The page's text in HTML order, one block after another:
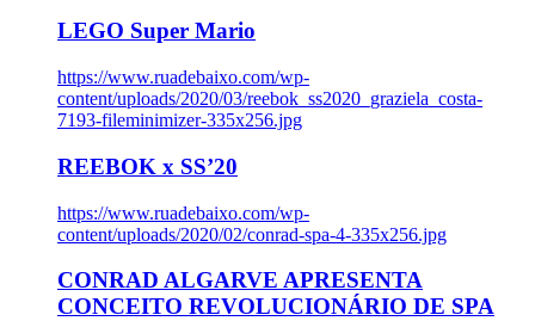
LEGO Super Mario
https://www.ruadebaixo.com/wp-
content/uploads/2020/03/reebok_ss2020_graziela_costa-
7193-fileminimizer-335x256.jpg
REEBOK x SS’20
https://www.ruadebaixo.com/wp-
content/uploads/2020/02/conrad-spa-4-335x256.jpg
CONRAD ALGARVE APRESENTA
CONCEITO REVOLUCIONÁRIO DE SPA